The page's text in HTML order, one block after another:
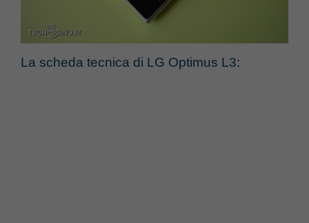
La scheda tecnica di LG Optimus L3: